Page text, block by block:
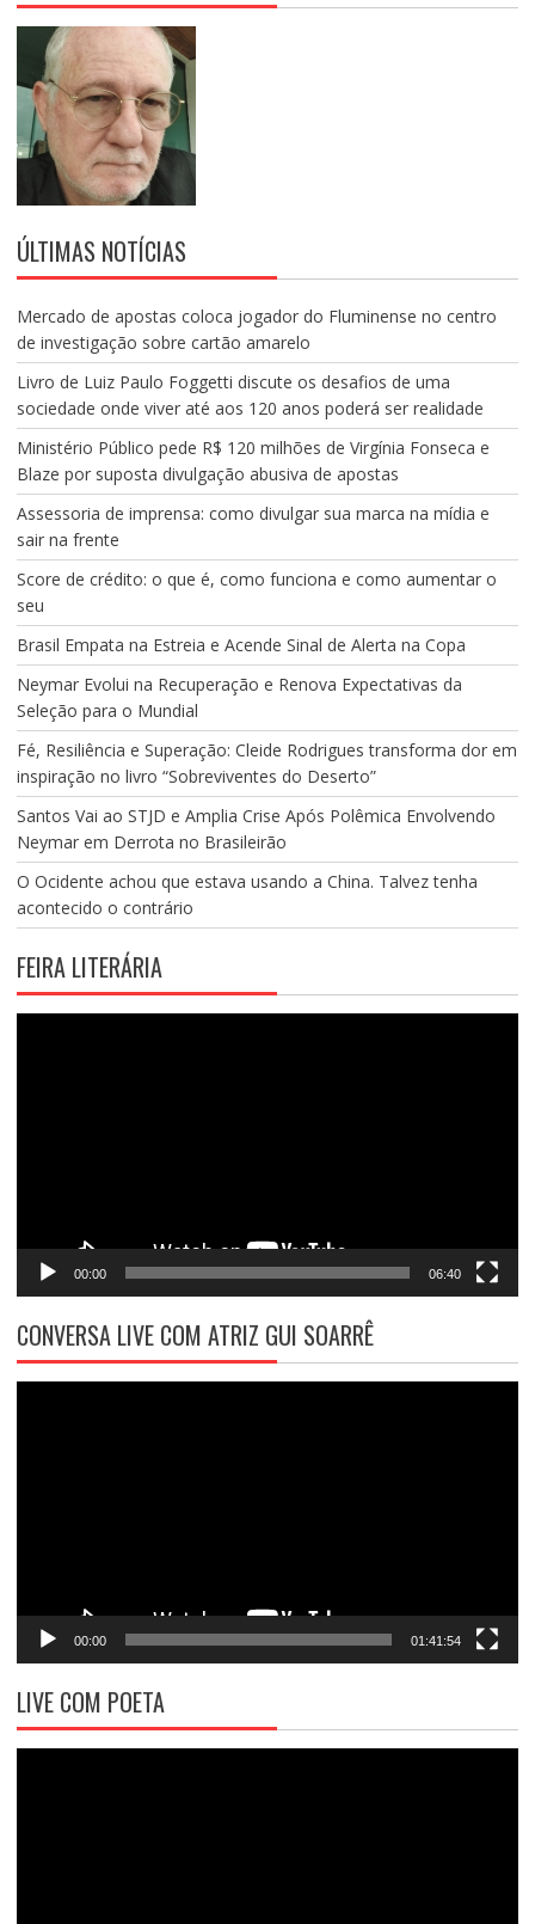
ÚLTIMAS NOTÍCIAS
Mercado de apostas coloca jogador do Fluminense no centro
de investigação sobre cartão amarelo
Livro de Luiz Paulo Foggetti discute os desafios de uma
sociedade onde viver até aos 120 anos poderá ser realidade
Ministério Público pede R$ 120 milhões de Virgínia Fonseca e
Blaze por suposta divulgação abusiva de apostas
Assessoria de imprensa: como divulgar sua marca na mídia e
sair na frente
Score de crédito: o que é, como funciona e como aumentar o
seu
Brasil Empata na Estreia e Acende Sinal de Alerta na Copa
Neymar Evolui na Recuperação e Renova Expectativas da
Seleção para o Mundial
Fé, Resiliência e Superação: Cleide Rodrigues transforma dor em
inspiração no livro “Sobreviventes do Deserto”
Santos Vai ao STJD e Amplia Crise Após Polêmica Envolvendo
Neymar em Derrota no Brasileirão
O Ocidente achou que estava usando a China. Talvez tenha
acontecido o contrário
FEIRA LITERÁRIA
00:00 06:40
CONVERSA LIVE COM ATRIZ GUI SOARRÊ
00:00 01:41:54
LIVE COM POETA